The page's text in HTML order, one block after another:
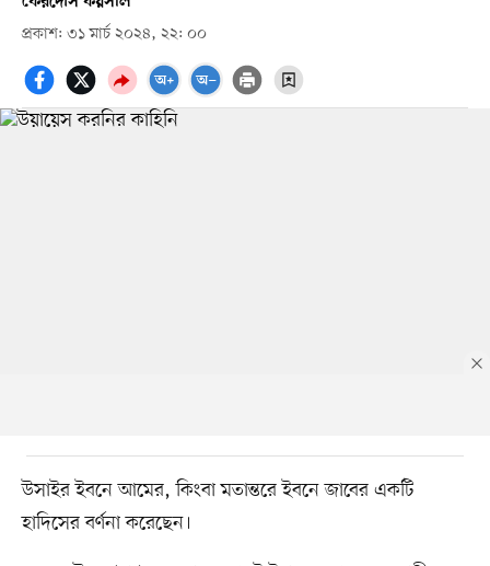
প্রকাশ: ৩১ মার্চ ২০২৪, ২২: ০০
উসাইর ইবনে আমের, কিংবা মতান্তরে ইবনে জাবের একটি
হাদিসের বর্ণনা করেছেন।